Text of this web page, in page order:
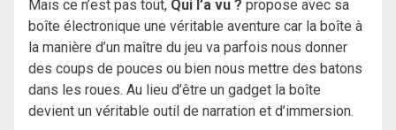
Mais ce n’est pas tout, Qui l’a vu ? propose avec sa
boîte électronique une véritable aventure car la boîte à
la manière d’un maître du jeu va parfois nous donner
des coups de pouces ou bien nous mettre des batons
dans les roues. Au lieu d’être un gadget la boîte
devient un véritable outil de narration et d’immersion.